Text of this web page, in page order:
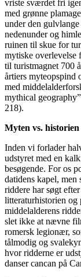
vriste sværdet fri
med grønne
under den
nedenunder og
ruinen til skue for
mytiske overlevelse
til turistmagnet 700
årtiers myteopspind
med
mythical
218).
Myten vs. historien
Inden vi forlader
udstyret med en
besøgende. For os
datidens kapel,
riddere har søgt
litteraturhistorien
middelalderens
slet ikke at nævne
romersk legionær,
tålmodig og
hvor ridderne er
danser cancan på